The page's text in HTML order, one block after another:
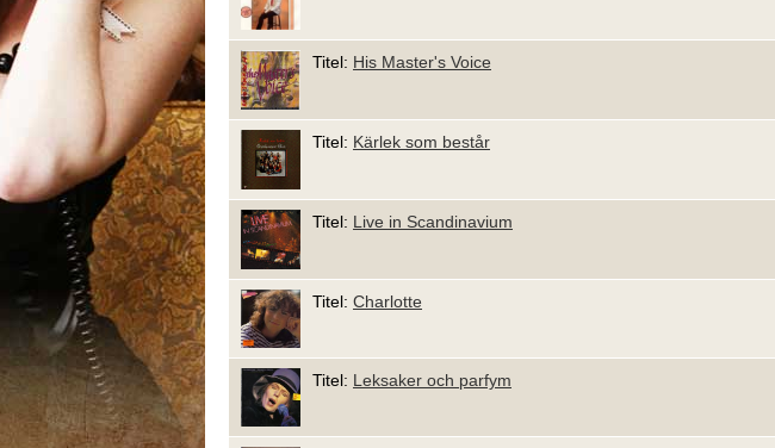
Titel: His Master's Voice
Titel: Kärlek som består
Titel: Live in Scandinavium
Titel: Charlotte
Titel: Leksaker och parfym